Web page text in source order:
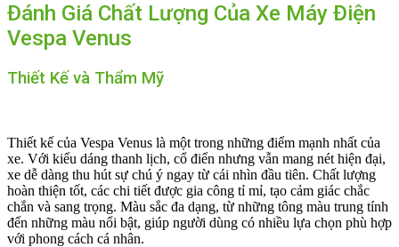
Đánh Giá Chất Lượng Của Xe Máy Điện
Vespa Venus
Thiết Kế và Thẩm Mỹ
Thiết kế của Vespa Venus là một trong những điểm mạnh nhất của
xe. Với kiểu dáng thanh lịch, cổ điển nhưng vẫn mang nét hiện đại,
xe dễ dàng thu hút sự chú ý ngay từ cái nhìn đầu tiên. Chất lượng
hoàn thiện tốt, các chi tiết được gia công tỉ mỉ, tạo cảm giác chắc
chắn và sang trọng. Màu sắc đa dạng, từ những tông màu trung tính
đến những màu nổi bật, giúp người dùng có nhiều lựa chọn phù hợp
với phong cách cá nhân.